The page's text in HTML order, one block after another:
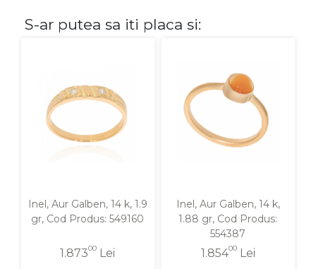
Diamante
S-ar putea sa iti placa si:
Inel, Aur Galben, 14 k, 1.9
gr, Cod Produs: 549160
1.87300 Lei
Inel, Aur Galben, 14 k,
1.88 gr, Cod Produs:
554387
1.85400Lei